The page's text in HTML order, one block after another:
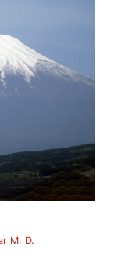
M. D.